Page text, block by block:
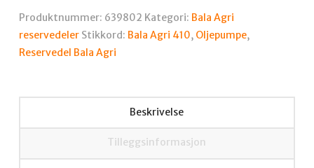
antall
Produktnummer: 639802 Kategori: Bala Agri
reservedeler Stikkord: Bala Agri 410, Oljepumpe,
Reservedel Bala Agri
Beskrivelse
Tilleggsinformasjon